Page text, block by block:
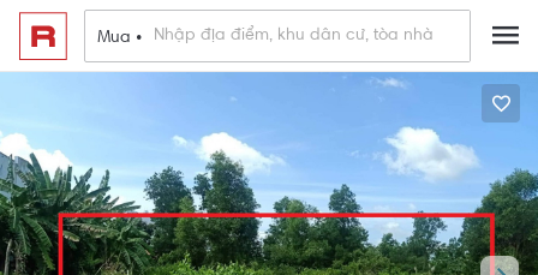
Mua •